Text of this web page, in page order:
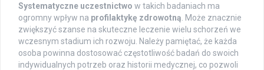
Systematyczne uczestnictwo w takich badaniach ma
ogromny wpływ na profilaktykę zdrowotną . Może znacznie
zwiększyć szanse na skuteczne leczenie wielu schorzeń we
wczesnym stadium ich rozwoju. Należy pamiętać, że każda
osoba powinna dostosować częstotliwość badań do swoich
indywidualnych potrzeb oraz historii medycznej, co pozwoli